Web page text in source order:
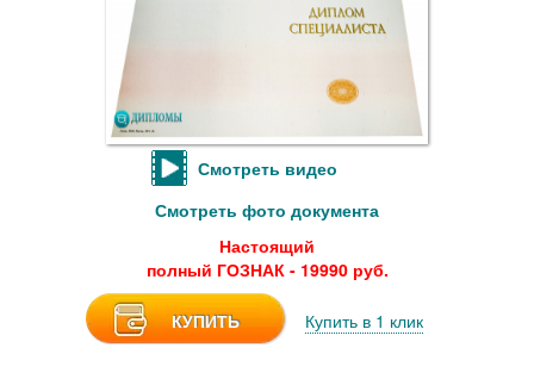
Смотреть видео
Смотреть фото документа
Настоящий
полный ГОЗНАК - 19990 руб.
КУПИТЬ Купить в 1 клик